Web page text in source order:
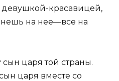
девушкой-красавицей,
на нее—все на
сын царя той страны.
царя вместе со